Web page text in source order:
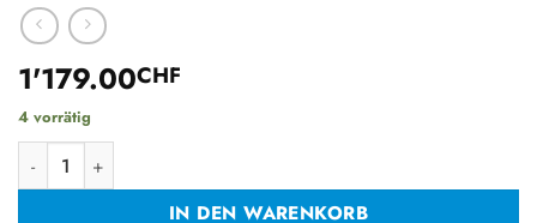
1'179.00CHF
4 vorrätig
Elektrisch höhenverstellbare Werkbank "HEAVY" mit
IN DEN WARENKORB